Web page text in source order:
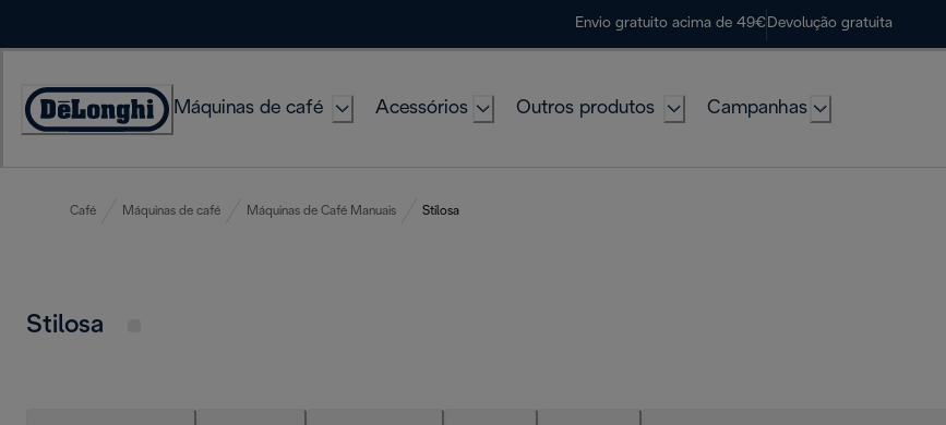
Envio gratuito acima de 49€ Devolução gratuita
Accessibility
Máquinas de café Acessórios Outros produtos Campanhas
Café Máquinas de café Máquinas de Café Manuais Stilosa
Stilosa